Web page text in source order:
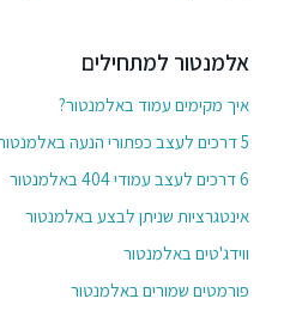
אלמנטור למתחילים
איך מקימים עמוד באלמנטור?
5 דרכים לעצב כפתורי הנעה באלמנטור
6 דרכים לעצב עמודי 404 באלמנטור
אינטגרציות שניתן לבצע באלמנטור
ווידג'טים באלמנטור
פורמטים שמורים באלמנטור